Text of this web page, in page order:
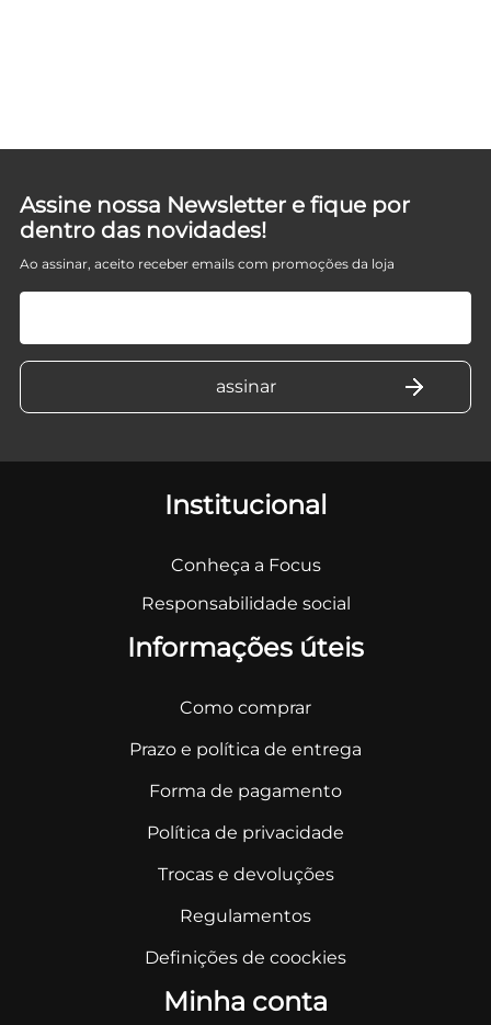
Assine nossa Newsletter e fique por
dentro das novidades!
Ao assinar, aceito receber emails com promoções da loja
Institucional
Conheça a Focus
Responsabilidade social
Informações úteis
Como comprar
Prazo e política de entrega
Forma de pagamento
Política de privacidade
Trocas e devoluções
Regulamentos
Definições de coockies
Minha conta